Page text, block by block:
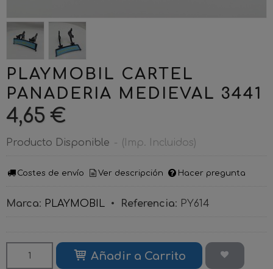
PLAYMOBIL CARTEL
PANADERIA MEDIEVAL 3441
4,65 €
Producto Disponible - (Imp. Incluidos)
Costes de envío Ver descripción Hacer pregunta
Marca: PLAYMOBIL • Referencia: PY614
Añadir a Carrito